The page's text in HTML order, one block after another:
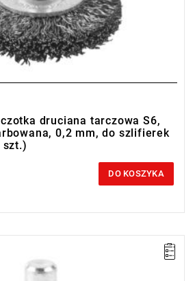
druciana tarczowa S6,
0,2 mm, do szlifierek
szt.)
DO KOSZYKA